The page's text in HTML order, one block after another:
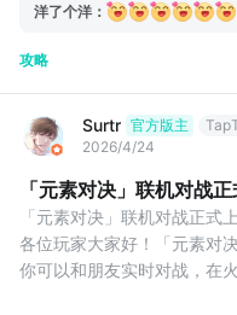
洋了个洋 ：
攻略
Surtr 官方版主
2026/4/24
「元素对决」联机对战正
「元素对决」联机对战正式
各位玩家大家好！「元素对
你可以和朋友实时对战，在
怎么玩联机？进入游戏主菜